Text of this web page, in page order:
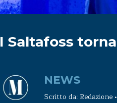
I Saltafoss
NEWS
Scritto da: Redazione